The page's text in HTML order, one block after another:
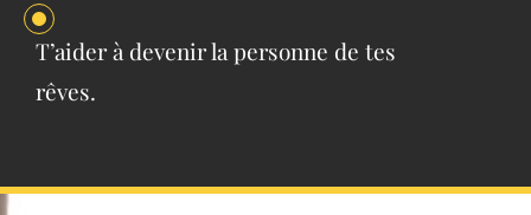
T’aider à devenir la personne de tes
rêves.